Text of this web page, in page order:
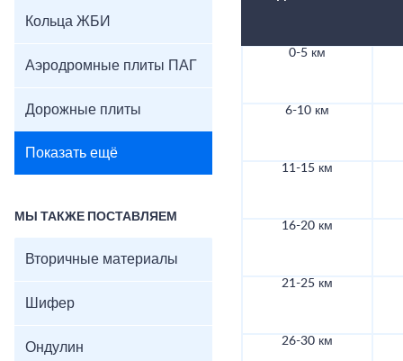
Кольца ЖБИ
Аэродромные плиты ПАГ
Дорожные плиты
Показать ещё
МЫ ТАКЖЕ ПОСТАВЛЯЕМ
Вторичные материалы
Шифер
Ондулин
0-5 км
6-10 км
11-15 км
16-20 км
21-25 км
26-30 км